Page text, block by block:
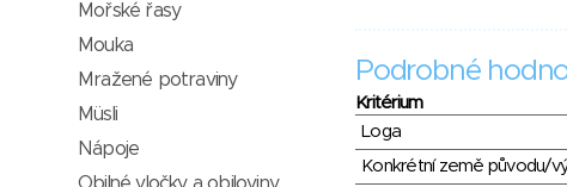
Podrobné
Kritérium
Loga
Konkrétní země původu/
Mořské řasy
Mouka
Mražené potraviny
Müsli
Nápoje